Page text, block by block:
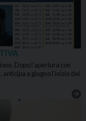
Dopo l’apertura con
a giugno l’inizio del